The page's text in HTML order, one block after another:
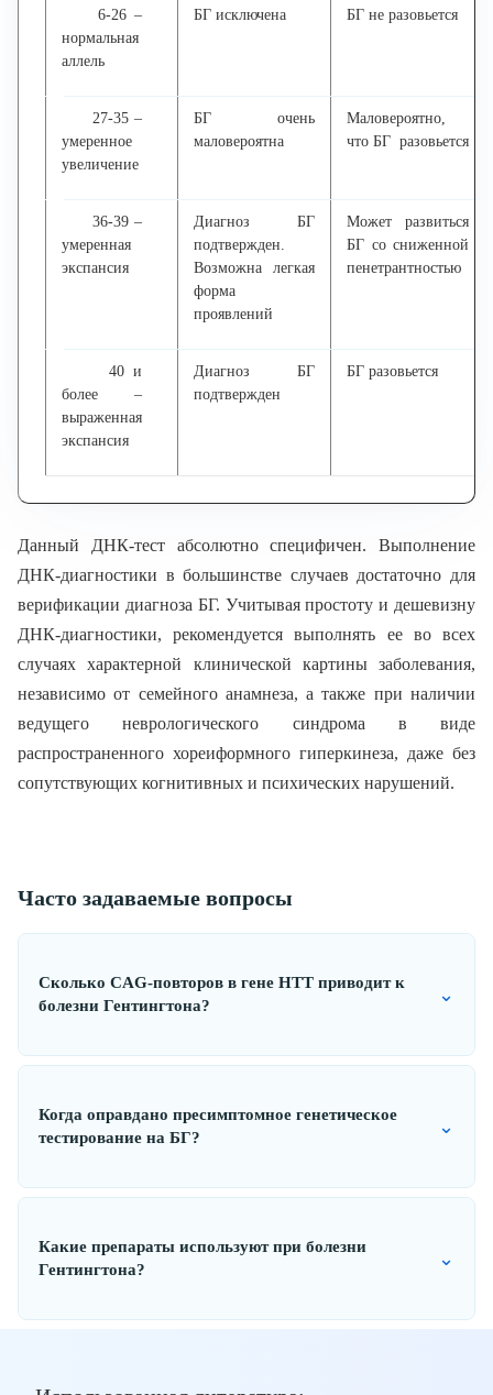
6-26 –
нормальная
аллель
БГ исключена БГ не разовьется
27-35 –
умеренное
увеличение
БГ очень
маловероятна
Маловероятно,
что БГ разовьется
36-39 –
умеренная
экспансия
Диагноз БГ
подтвержден.
Возможна легкая
форма
проявлений
Может развиться
БГ со сниженной
пенетрантностью
40 и
более –
выраженная
экспансия
Диагноз БГ
подтвержден
БГ разовьется
Данный ДНК-тест абсолютно специфичен. Выполнение
ДНК-диагностики в большинстве случаев достаточно для
верификации диагноза БГ. Учитывая простоту и дешевизну
ДНК-диагностики, рекомендуется выполнять ее во всех
случаях характерной клинической картины заболевания,
независимо от семейного анамнеза, а также при наличии
ведущего неврологического синдрома в виде
распространенного хореиформного гиперкинеза, даже без
сопутствующих когнитивных и психических нарушений.
Часто задаваемые вопросы
Сколько CAG-повторов в гене HTT приводит к
болезни Гентингтона?
⌄
Когда оправдано пресимптомное генетическое
тестирование на БГ?
⌄
Какие препараты используют при болезни
Гентингтона?
⌄